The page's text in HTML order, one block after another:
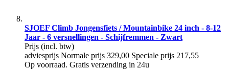
SJOEF Climb Jongensfiets / Mountainbike 24 inch - 8-12
Jaar - 6 versnellingen - Schijfremmen - Zwart
Prijs (incl. btw)
adviesprijs Normale prijs 329,00 Speciale prijs 217,55
Op voorraad. Gratis verzending in 24u